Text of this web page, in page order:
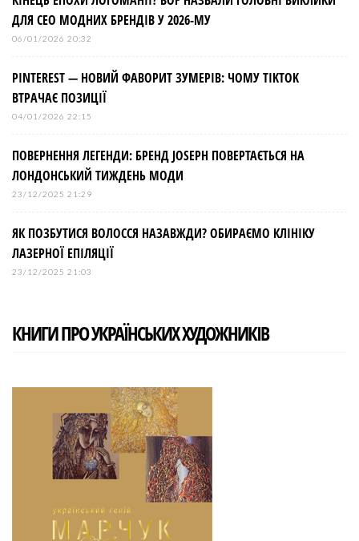
ДЛЯ СЕО МОДНИХ БРЕНДІВ У 2026-МУ
06/01/2026 20:32
PINTEREST — НОВИЙ ФАВОРИТ ЗУМЕРІВ: ЧОМУ TIKTOK
ВТРАЧАЄ ПОЗИЦІЇ
04/01/2026 22:15
ПОВЕРНЕННЯ ЛЕГЕНДИ: БРЕНД JOSEPH ПОВЕРТАЄТЬСЯ НА
ЛОНДОНСЬКИЙ ТИЖДЕНЬ МОДИ
23/12/2025 21:29
ЯК ПОЗБУТИСЯ ВОЛОССЯ НАЗАВЖДИ? ОБИРАЄМО КЛІНІКУ
ЛАЗЕРНОЇ ЕПІЛЯЦІЇ
23/12/2025 21:03
КНИГИ ПРО УКРАЇНСЬКИХ ХУДОЖНИКІВ